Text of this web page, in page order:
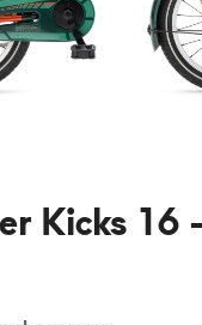
Kicks 16